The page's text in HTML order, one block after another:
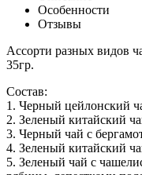
Особенности
Отзывы
Ассорти разных видов
35гр.
Состав:
1. Черный цейлонский
2. Зеленый китайский
3. Черный чай с
4. Зеленый китайский
5. Зеленый чай с